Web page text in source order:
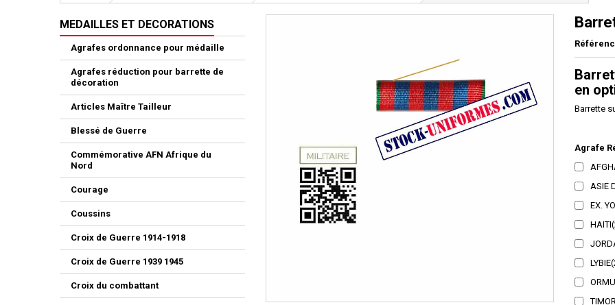
MEDAILLES ET DECORATIONS
Agrafes ordonnance pour médaille
Agrafes réduction pour barrette de
décoration
Articles Maître Tailleur
Blessé de Guerre
Commémorative AFN Afrique du
Nord
Courage
Coussins
Croix de Guerre 1914-1918
Croix de Guerre 1939 1945
Croix du combattant
en
Barrette
Agrafe
ASIE
EX.
HAITI(
LYBIE(